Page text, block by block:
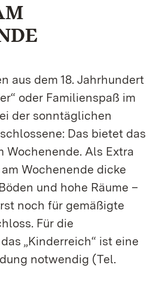
aus dem 18. Jahrhundert
oder Familienspaß im
der sonntäglichen
Das bietet das
Wochenende. Als Extra
Wochenende dicke
und hohe Räume –
noch für gemäßigte
Für die
„Kinderreich“ ist eine
notwendig (Tel.